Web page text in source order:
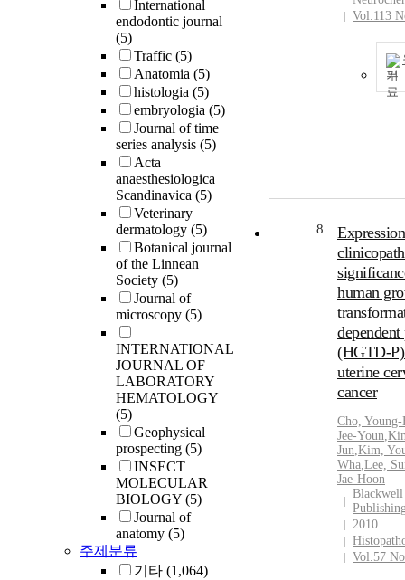
International
endodontic journal
(5)
Traffic (5)
Anatomia (5)
histologia (5)
embryologia (5)
Journal of time
series analysis (5)
Acta
anaesthesiologica
Scandinavica (5)
Veterinary
dermatology (5)
Botanical journal
of the Linnean
Society (5)
Journal of
microscopy (5)
INTERNATIONAL
JOURNAL OF
LABORATORY
HEMATOLOGY
(5)
Geophysical
prospecting (5)
INSECT
MOLECULAR
BIOLOGY (5)
Journal of
anatomy (5)
주제분류
기타 (1,064)
Vol.113
기
8
human
(HGTD-
uterine
cancer
Cho, Young-
Jee-Youn,
Jun,Kim,
Wha,Lee,
Jae-Hoon
Blackwell
2010
Vol.57